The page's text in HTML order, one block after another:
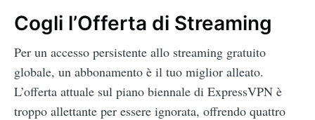
Cogli l’Offerta di Streaming
Per un accesso persistente allo streaming gratuito
globale, un abbonamento è il tuo miglior alleato.
L’offerta attuale sul piano biennale di ExpressVPN è
troppo allettante per essere ignorata, offrendo quattro